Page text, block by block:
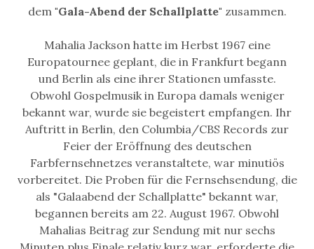
dem "Gala-Abend der Schallplatte" zusammen.
Mahalia Jackson hatte im Herbst 1967 eine
Europatournee geplant, die in Frankfurt begann
und Berlin als eine ihrer Stationen umfasste.
Obwohl Gospelmusik in Europa damals weniger
bekannt war, wurde sie begeistert empfangen. Ihr
Auftritt in Berlin, den Columbia/CBS Records zur
Feier der Eröffnung des deutschen
Farbfernsehnetzes veranstaltete, war minutiös
vorbereitet. Die Proben für die Fernsehsendung, die
als "Galaabend der Schallplatte" bekannt war,
begannen bereits am 22. August 1967. Obwohl
Mahalias Beitrag zur Sendung mit nur sechs